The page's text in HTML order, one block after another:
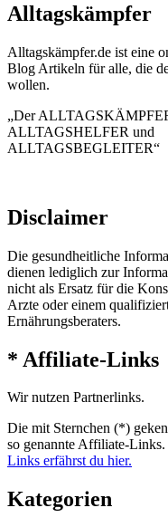
Alltagskämpfer
Alltagskämpfer.de ist eine
Blog Artikeln für alle, die
wollen.
„Der
ALLTAGSHELFER und
ALLTAGSBEGLEITER“
Disclaimer
Die gesundheitliche
dienen lediglich zur
nicht als Ersatz für die
Arzte oder einem
Ernährungsberaters.
* Affiliate-Links
Wir nutzen Partnerlinks.
Die mit Sternchen (*)
so genannte Affiliate-Links.
Links erfährst du hier.
Kategorien